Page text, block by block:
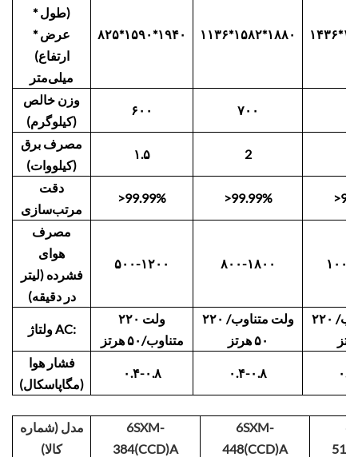
(طول *
عرض *
ارتفاع)
میلی‌متر
۸۲۵*۱۵۹۰*۱۹۴۰ ۱۱۳۶*۱۵۸۲*۱۸۸۰
وزن خالص
(کیلوگرم)
۶۰۰ ۷۰۰
مصرف برق
(کیلووات)
۱.۵ 2
دقت
مرتب‌سازی
>99.99% >99.99%
مصرف
هوای
فشرده (لیتر
در دقیقه)
۵۰۰-۱۲۰۰ ۸۰۰-۱۸۰۰
ولتاژ AC:
۲۲۰ ولت
متناوب/۵۰ هرتز
۲۲۰ ولت متناوب/
۵۰ هرتز
۲۲۰ ولت متناوب/
فشار هوا
(مگاپاسکال)
۰.۴-۰.۸ ۰.۴-۰.۸
مدل (شماره
کالا)
6SXM-
384(CCD)A
6SXM-
448(CCD)A